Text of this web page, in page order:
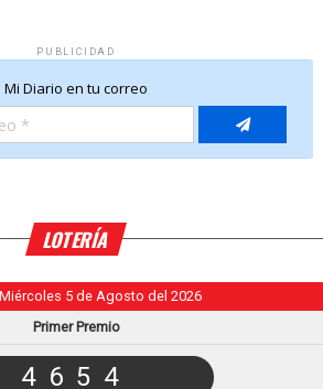
PUBLICIDAD
LOTERÍA
5 de Agosto del 2026
Primer Premio
4654